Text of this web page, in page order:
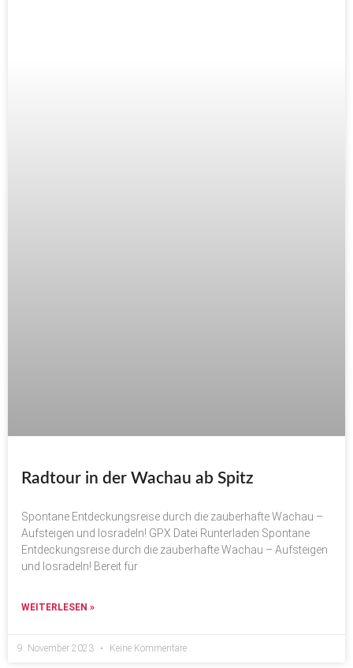
Radtour in der Wachau ab Spitz
Spontane Entdeckungsreise durch die zauberhafte Wachau –
Aufsteigen und losradeln! GPX Datei Runterladen Spontane
Entdeckungsreise durch die zauberhafte Wachau – Aufsteigen
und losradeln! Bereit für
WEITERLESEN »
9. November 2023 Keine Kommentare